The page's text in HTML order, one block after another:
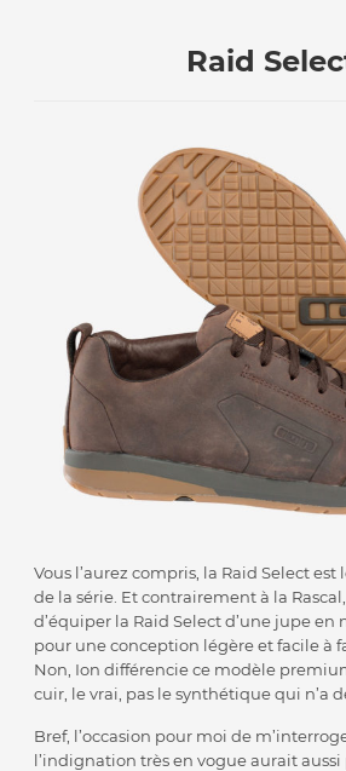
Raid
Vous l’aurez compris, la Raid Select
de la série. Et contrairement à la
d’équiper la Raid Select d’une jupe en
pour une conception légère et facile à
Non, Ion différencie ce modèle
cuir, le vrai, pas le synthétique qui n’a
Bref, l’occasion pour moi de
l’indignation très en vogue aurait aussi